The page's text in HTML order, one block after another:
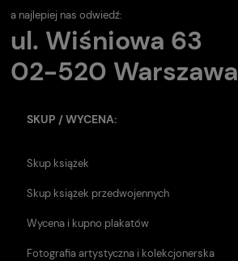
a najlepiej nas odwiedź:
ul. Wiśniowa 63
02-520 Warszawa
SKUP / WYCENA:
Skup książek
Skup książek przedwojennych
Wycena i kupno plakatów
Fotografia artystyczna i kolekcjonerska